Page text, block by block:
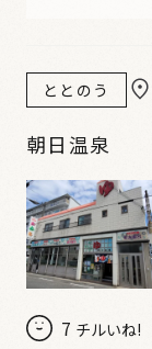
ととのう
朝日温泉
7 チルいね!